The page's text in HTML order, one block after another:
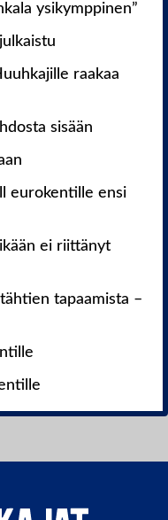
ysikymppinen”
raakaa
sisään
eurokentille ensi
ei riittänyt
tapaamista –